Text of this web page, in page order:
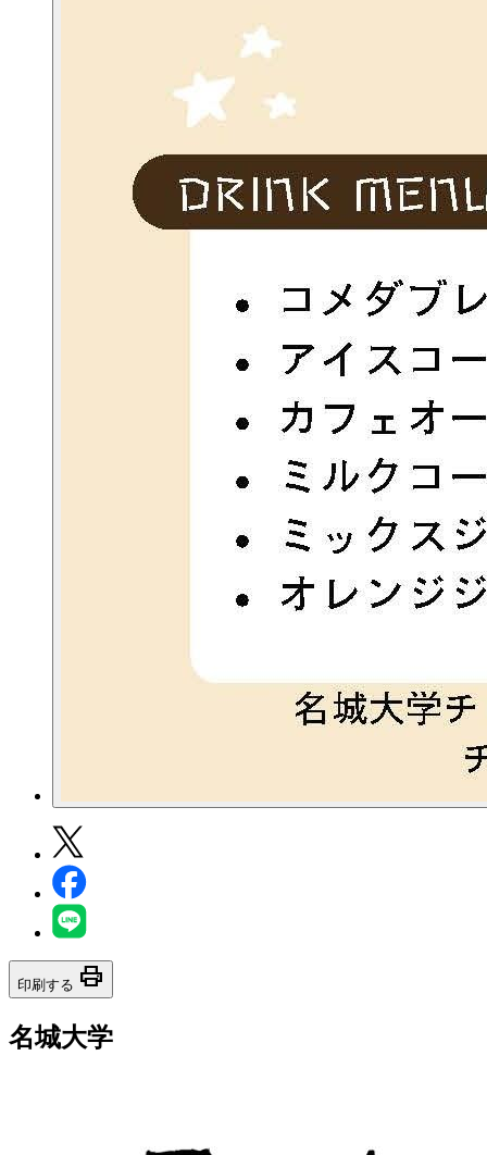
印刷する print
名城大学